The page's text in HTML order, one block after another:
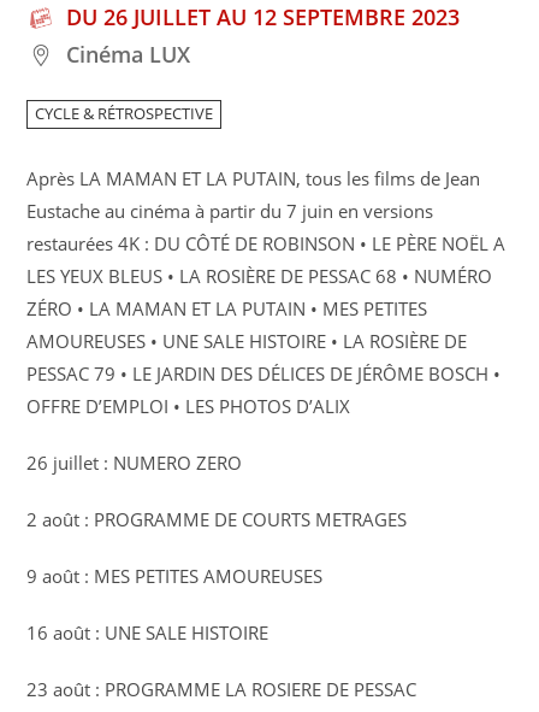
DU 26 JUILLET AU 12 SEPTEMBRE 2023
Cinéma LUX
CYCLE & RÉTROSPECTIVE
Après LA MAMAN ET LA PUTAIN, tous les films de Jean
Eustache au cinéma à partir du 7 juin en versions
restaurées 4K : DU CÔTÉ DE ROBINSON • LE PÈRE NOËL A
LES YEUX BLEUS • LA ROSIÈRE DE PESSAC 68 • NUMÉRO
ZÉRO • LA MAMAN ET LA PUTAIN • MES PETITES
AMOUREUSES • UNE SALE HISTOIRE • LA ROSIÈRE DE
PESSAC 79 • LE JARDIN DES DÉLICES DE JÉRÔME BOSCH •
OFFRE D’EMPLOI • LES PHOTOS D’ALIX
26 juillet : NUMERO ZERO
2 août : PROGRAMME DE COURTS METRAGES
9 août : MES PETITES AMOUREUSES
16 août : UNE SALE HISTOIRE
23 août : PROGRAMME LA ROSIERE DE PESSAC